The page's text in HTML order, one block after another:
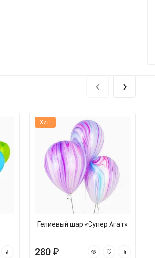
Хит!
Гелиевый шар «Супер Агат»
280 ₽
‹ ›